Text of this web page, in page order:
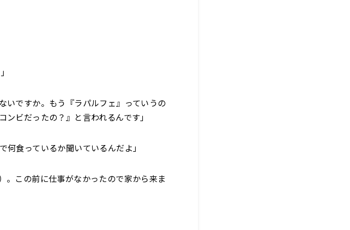
いですか。もう『ラパルフェ』っていうの
ビだったの？』と言われるんです」
何食っているか聞いているんだよ」
。この前に仕事がなかったので家から来ま